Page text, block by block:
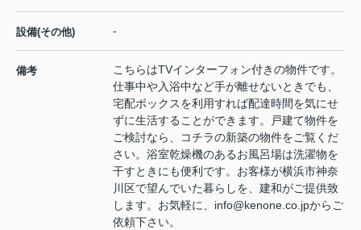
設備(その他) -
備考
こちらはTVインターフォン付きの物件です。
仕事中や入浴中など手が離せないときでも、
宅配ボックスを利用すれば配達時間を気にせ
ずに生活することができます。戸建て物件を
ご検討なら、コチラの新築の物件をご覧くだ
さい。浴室乾燥機のあるお風呂場は洗濯物を
干すときにも便利です。お客様が横浜市神奈
川区で望んでいた暮らしを、建和がご提供致
します。お気軽に、info@kenone.co.jpからご
依頼下さい。